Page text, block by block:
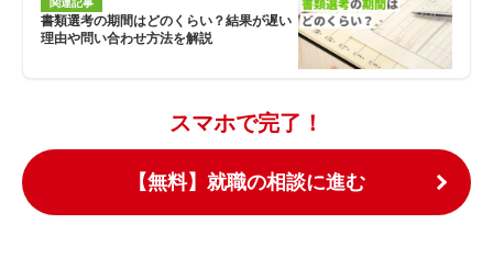
関連記事
書類選考の期間はどのくらい？結果が遅い
理由や問い合わせ方法を解説
スマホで完了！
【無料】就職の相談に進む